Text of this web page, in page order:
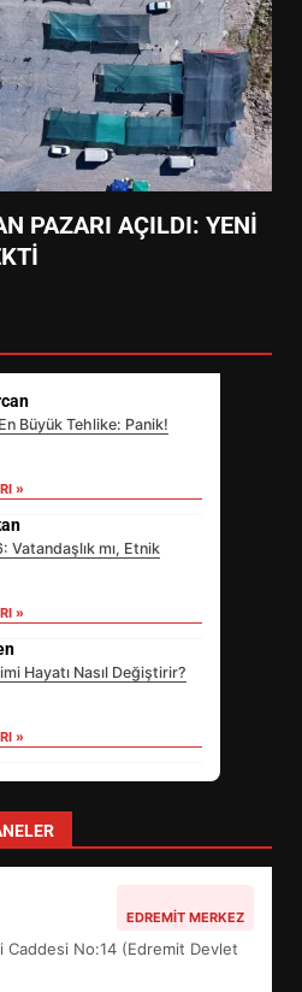
PAZARI AÇILDI: YENİ
Büyük Tehlike: Panik!
»
Vatandaşlık mı, Etnik
»
Hayatı Nasıl Değiştirir?
»
BULUŞMADA
NE